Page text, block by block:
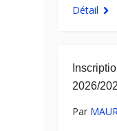
Détail
2026/
Par